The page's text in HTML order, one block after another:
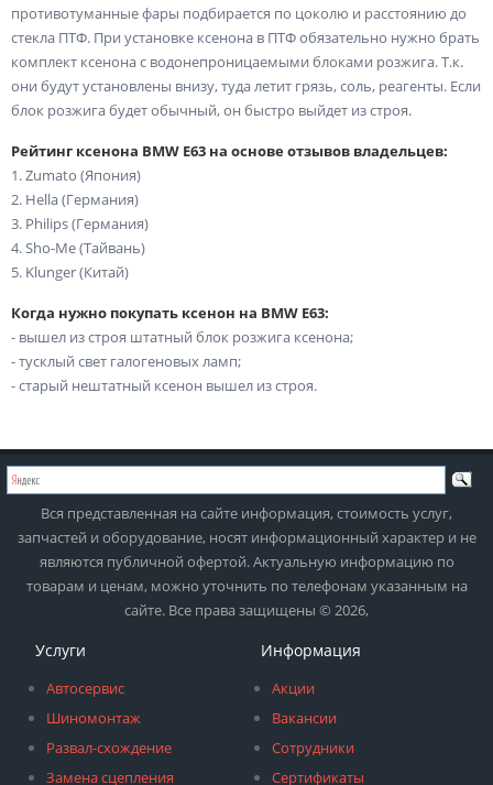
противотуманные фары подбирается по цоколю и расстоянию до
стекла ПТФ. При установке ксенона в ПТФ обязательно нужно брать
комплект ксенона с водонепроницаемыми блоками розжига. Т.к.
они будут установлены внизу, туда летит грязь, соль, реагенты. Если
блок розжига будет обычный, он быстро выйдет из строя.
Рейтинг ксенона BMW E63 на основе отзывов владельцев:
1. Zumato (Япония)
2. Hella (Германия)
3. Philips (Германия)
4. Sho-Me (Тайвань)
5. Klunger (Китай)
Когда нужно покупать ксенон на BMW E63:
- вышел из строя штатный блок розжига ксенона;
- тусклый свет галогеновых ламп;
- старый нештатный ксенон вышел из строя.
Вся представленная на сайте информация, стоимость услуг,
запчастей и оборудование, носят информационный характер и не
являются публичной офертой. Актуальную информацию по
товарам и ценам, можно уточнить по телефонам указанным на
сайте. Все права защищены © 2026,
Услуги
Автосервис
Шиномонтаж
Развал-схождение
Замена сцепления
Информация
Акции
Вакансии
Сотрудники
Сертификаты